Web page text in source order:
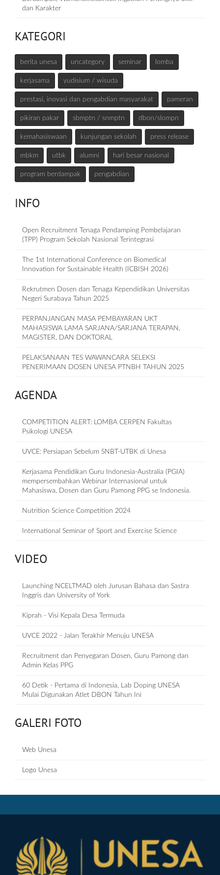
dan Karakter
KATEGORI
berita unesa uncategory seminar lomba
kerjasama yudisium / wisuda
prestasi, inovasi dan pengabdian masyarakat pameran
pikiran pakar sbmptn / snmptn dbon/slompn
kemahasiswaan kunjungan sekolah press release
mbkm utbk alumni hari besar nasional
program berdampak pengabdian
INFO
Open Recruitment Tenaga Pendamping Pembelajaran
(TPP) Program Sekolah Nasional Terintegrasi
The 1st International Conference on Biomedical
Innovation for Sustainable Health (ICBISH 2026)
Rekrutmen Dosen dan Tenaga Kependidikan Universitas
Negeri Surabaya Tahun 2025
PERPANJANGAN MASA PEMBAYARAN UKT
MAHASISWA LAMA SARJANA/SARJANA TERAPAN,
MAGISTER, DAN DOKTORAL
PELAKSANAAN TES WAWANCARA SELEKSI
PENERIMAAN DOSEN UNESA PTNBH TAHUN 2025
AGENDA
COMPETITION ALERT: LOMBA CERPEN Fakultas
Psikologi UNESA
UVCE: Persiapan Sebelum SNBT-UTBK di Unesa
Kerjasama Pendidikan Guru Indonesia-Australia (PGIA)
mempersembahkan Webinar Internasional untuk
Mahasiswa, Dosen dan Guru Pamong PPG se Indonesia.
Nutrition Science Competition 2024
International Seminar of Sport and Exercise Science
VIDEO
Launching NCELTMAD oleh Jurusan Bahasa dan Sastra
Inggris dan University of York
Kiprah - Visi Kepala Desa Termuda
UVCE 2022 - Jalan Terakhir Menuju UNESA
Recruitment dan Penyegaran Dosen, Guru Pamong dan
Admin Kelas PPG
60 Detik - Pertama di Indonesia, Lab Doping UNESA
Mulai Digunakan Atlet DBON Tahun Ini
GALERI FOTO
Web Unesa
Logo Unesa